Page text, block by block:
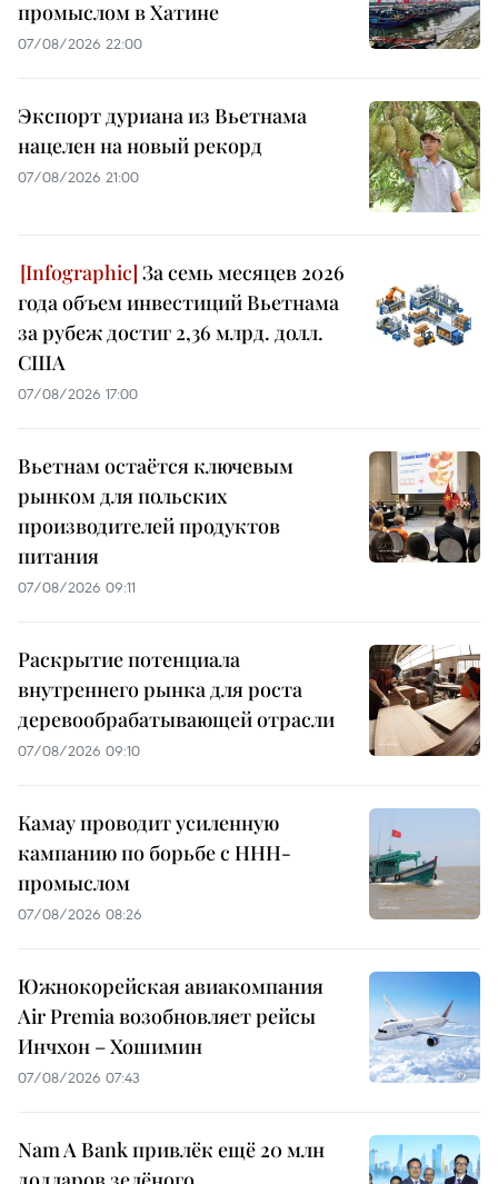
промыслом в Хатине
07/08/2026 22:00
Экспорт дуриана из Вьетнама
нацелен на новый рекорд
07/08/2026 21:00
За семь месяцев 2026
года объем инвестиций Вьетнама
за рубеж достиг 2,36 млрд. долл.
США
07/08/2026 17:00
Вьетнам остаётся ключевым
рынком для польских
производителей продуктов
питания
07/08/2026 09:11
Раскрытие потенциала
внутреннего рынка для роста
деревообрабатывающей отрасли
07/08/2026 09:10
Камау проводит усиленную
кампанию по борьбе с ННН-
промыслом
07/08/2026 08:26
Южнокорейская авиакомпания
Air Premia возобновляет рейсы
Инчхон – Хошимин
07/08/2026 07:43
Nam A Bank привлёк ещё 20 млн